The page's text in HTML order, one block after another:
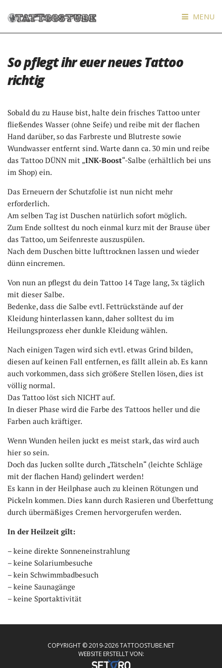
MENU
So pflegt ihr euer neues Tattoo
richtig
Sobald du zu Hause bist, halte dein frisches Tattoo unter
fließendes Wasser (ohne Seife) und reibe mit der flachen
Hand darüber, so das Farbreste und Blutreste sowie
Wundwasser entfernt sind. Warte dann ca. 30 min und reibe
das Tattoo DÜNN mit „INK-Boost“-Salbe (erhältlich bei uns
im Shop) ein.
Das Erneuern der Schutzfolie ist nun nicht mehr
erforderlich.
Am selben Tag ist Duschen natürlich sofort möglich.
Zum Ende solltest du noch einmal kurz mit der Brause über
das Tattoo, um Seifenreste auszuspülen.
Nach dem Duschen bitte lufttrocknen lassen und wieder
dünn eincremen.
Von nun an pflegst du dein Tattoo 14 Tage lang, 3x täglich
mit dieser Salbe.
Bedenke, dass die Salbe evtl. Fettrückstände auf der
Kleidung hinterlassen kann, daher solltest du im
Heilungsprozess eher dunkle Kleidung wählen.
Nach einigen Tagen wird sich evtl. etwas Grind bilden,
diesen auf keinen Fall entfernen, es fällt allein ab. Es kann
auch vorkommen, dass sich größere Stellen lösen, dies ist
völlig normal.
Das Tattoo löst sich NICHT auf.
In dieser Phase wird die Farbe des Tattoos heller und die
Farben auch kräftiger.
Wenn Wunden heilen juckt es meist stark, das wird auch
hier so sein.
Doch das Jucken sollte durch „Tätscheln“ (leichte Schläge
mit der flachen Hand) gelindert werden!
Es kann in der Heilphase auch zu kleinen Rötungen und
Pickeln kommen. Dies kann durch Rasieren und Überfettung
durch übermäßiges Cremen hervorgerufen werden.
In der Heilzeit gilt:
– keine direkte Sonneneinstrahlung
– keine Solariumbesuche
– kein Schwimmbadbesuch
– keine Saunagänge
– keine Sportaktivität
COPYRIGHT © 2019-2026 TATTOOSTUBE.NET
WEBSITE ERSTELLT VON: